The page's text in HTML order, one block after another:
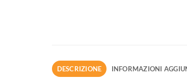
DESCRIZIONE INFORMAZIONI